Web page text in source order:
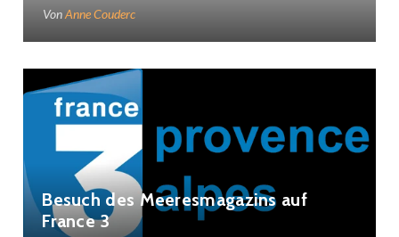
VonAnne Couderc
Besuch des Meeresmagazins auf
France 3